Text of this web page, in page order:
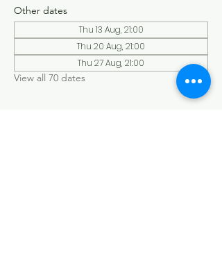
Other dates
Thu 13 Aug, 21:00
Thu 20 Aug, 21:00
Thu 27 Aug, 21:00
View all 70 dates